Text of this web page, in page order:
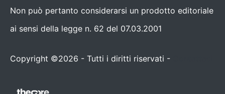
Non può pertanto considerarsi un prodotto editoriale
ai sensi della legge n. 62 del 07.03.2001
Copyright ©2026 - Tutti i diritti riservati -